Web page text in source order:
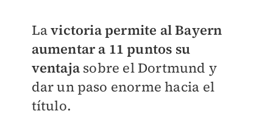
Lavictoria permite al Bayern
aumentar a 11 puntos su
ventajasobre el Dortmund y
dar un paso enorme hacia el
título.